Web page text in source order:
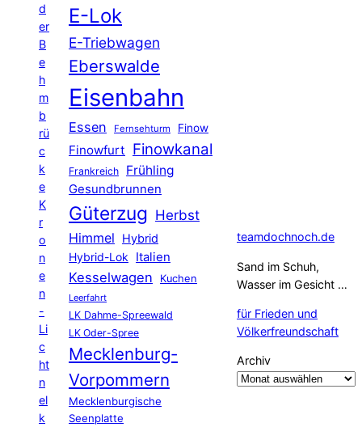
d
er
B
e
h
m
b
rü
c
k
e
K
r
o
n
e
n
-
Li
c
ht
n
el
k
E-Lok
E-Triebwagen
Eberswalde
Eisenbahn
Essen Fernsehturm Finow
Finowfurt Finowkanal
Frankreich Frühling
Gesundbrunnen
Güterzug Herbst
Himmel
Hybrid
Hybrid-Lok Italien
Kesselwagen Kuchen
Leerfahrt
LK Dahme-Spreewald
LK Oder-Spree
Mecklenburg-
Vorpommern
Mecklenburgische
Seenplatte
teamdochnoch.de
Sand im Schuh,
Wasser im Gesicht …
für Frieden und
Völkerfreundschaft
Archiv